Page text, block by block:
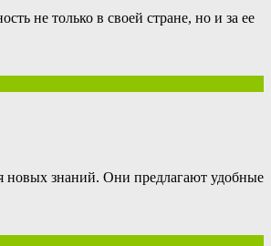
не только в своей стране, но и за ее
новых знаний. Они предлагают удобные